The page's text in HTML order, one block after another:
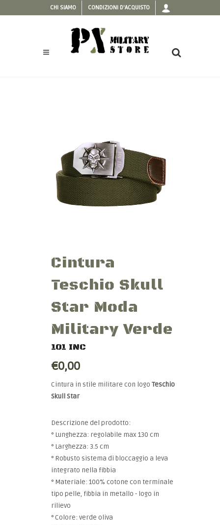
CHI SIAMO CONDIZIONI D'ACQUISTO
Cintura
Teschio Skull
Star Moda
Military Verde
101 INC
€0,00
Cintura in stile militare con logo Teschio
Skull Star
Descrizione del prodotto:
° Lunghezza: regolabile max 130 cm
° Larghezza: 3.5 cm
° Robusto sistema di bloccaggio a leva
integrato nella fibbia
° Materiale: 100% cotone con terminale
tipo pelle, fibbia in metallo - logo in
rilievo
° Colore: verde oliva